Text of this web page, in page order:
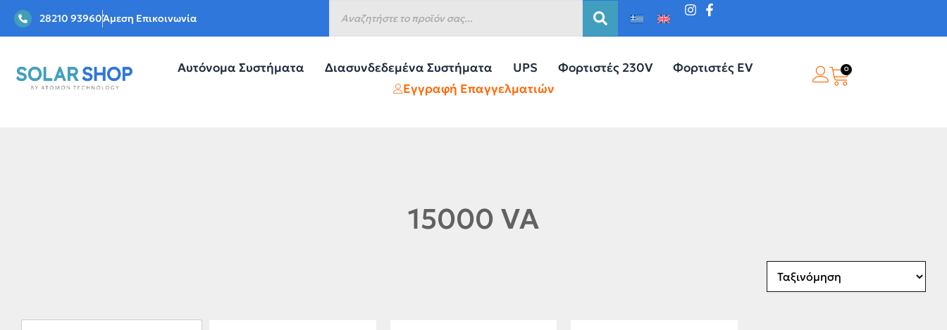
28210 93960Άμεση Επικοινωνία
Αυτόνομα Συστήματα Διασυνδεδεμένα Συστήματα UPS Φορτιστές 230V
Φορτιστές EV
Εγγραφή Επαγγελματιών
0
15000 VA